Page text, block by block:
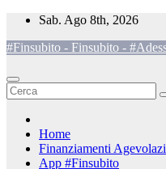
Salta
contenuto
Sab. Ago 8th, 2026
#Finsubito - Finsubito -
Home
Finanziamenti
App #Finsubito